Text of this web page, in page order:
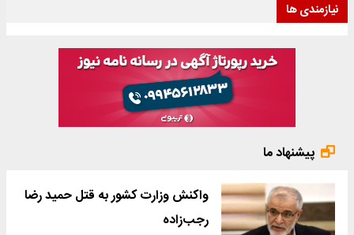
نیازمندی ها
پیشنهاد ما
واکنش وزارت کشور به قتل حمید رضا
رجب‌زاده